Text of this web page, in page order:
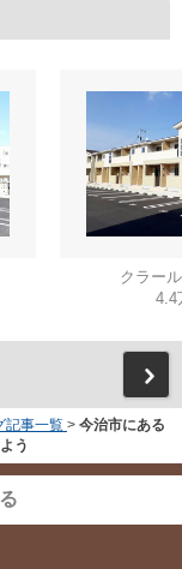
クラー
4.4
記事一覧 > 今治市にある
う